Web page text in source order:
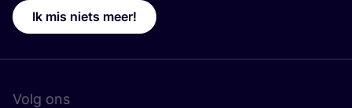
Ik mis niets meer!
Volg ons